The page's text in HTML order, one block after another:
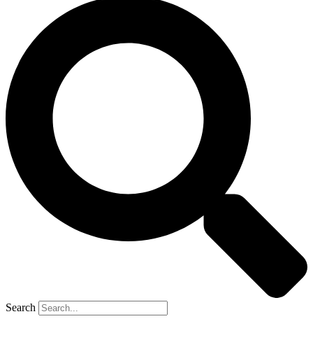
Search